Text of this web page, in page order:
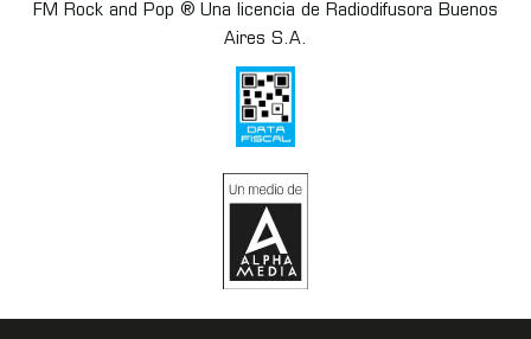
FM Rock and Pop ® Una licencia de Radiodifusora Buenos
Aires S.A.